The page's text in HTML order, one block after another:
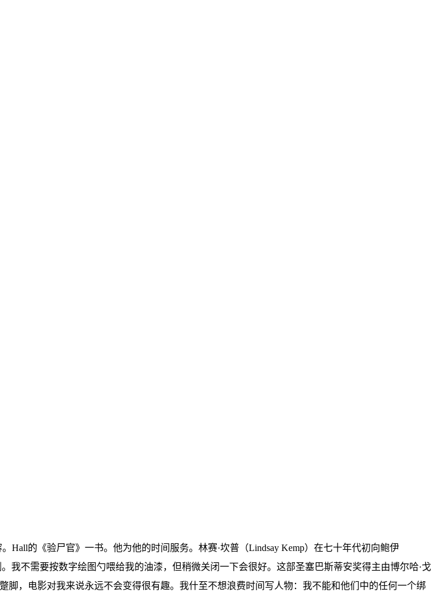
的《验尸官》一书。他为他的时间服务。林赛·坎普（Lindsay Kemp）在七十年代初向鲍伊
。我不需要按数字绘图勺喂给我的油漆，但稍微关闭一下会很好。这部圣塞巴斯蒂安奖得主由博尔哈·戈
，电影对我来说永远不会变得很有趣。我什至不想浪费时间写人物：我不能和他们中的任何一个绑